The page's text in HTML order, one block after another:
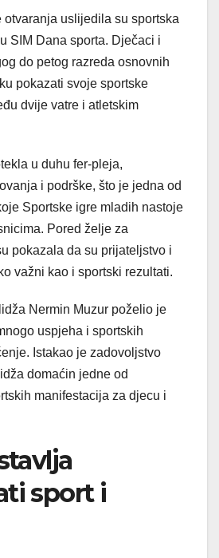
otvaranja uslijedila su sportska
SIM Dana sporta. Dječaci i
do petog razreda osnovnih
pokazati svoje sportske
dvije vatre i atletskim
u duhu fer-pleja,
i podrške, što je jedna od
Sportske igre mladih nastoje
Pored želje za
pokazala da su prijateljstvo i
važni kao i sportski rezultati.
Nermin Muzur poželio je
uspjeha i sportskih
Istakao je zadovoljstvo
domaćin jedne od
manifestacija za djecu i
sport i